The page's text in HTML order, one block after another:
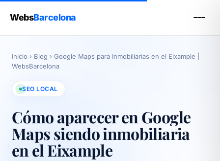
WebsBarcelona
Inicio › Blog › Google Maps para Inmobiliarias en el Eixample |
WebsBarcelona
SEO LOCAL
Cómo aparecer en Google
Maps siendo inmobiliaria
en el Eixample